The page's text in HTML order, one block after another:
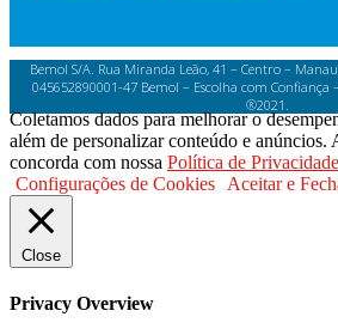
Bemol S/A. Rua Miranda Leão, 41 – Centro –
045652890001-47 Bemol – Escolha com Confiança
®2021.
Coletamos dados para melhorar o
além de personalizar conteúdo e anúncios.
concorda com nossa Política de Privacidade
Configurações de Cookies
Aceitar e
Close
Privacy Overview